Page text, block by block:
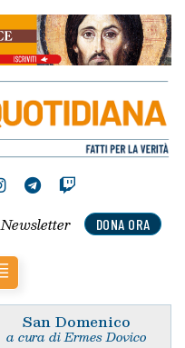
DONA ORA
Newsletter
San Domenico
a cura di Ermes Dovico